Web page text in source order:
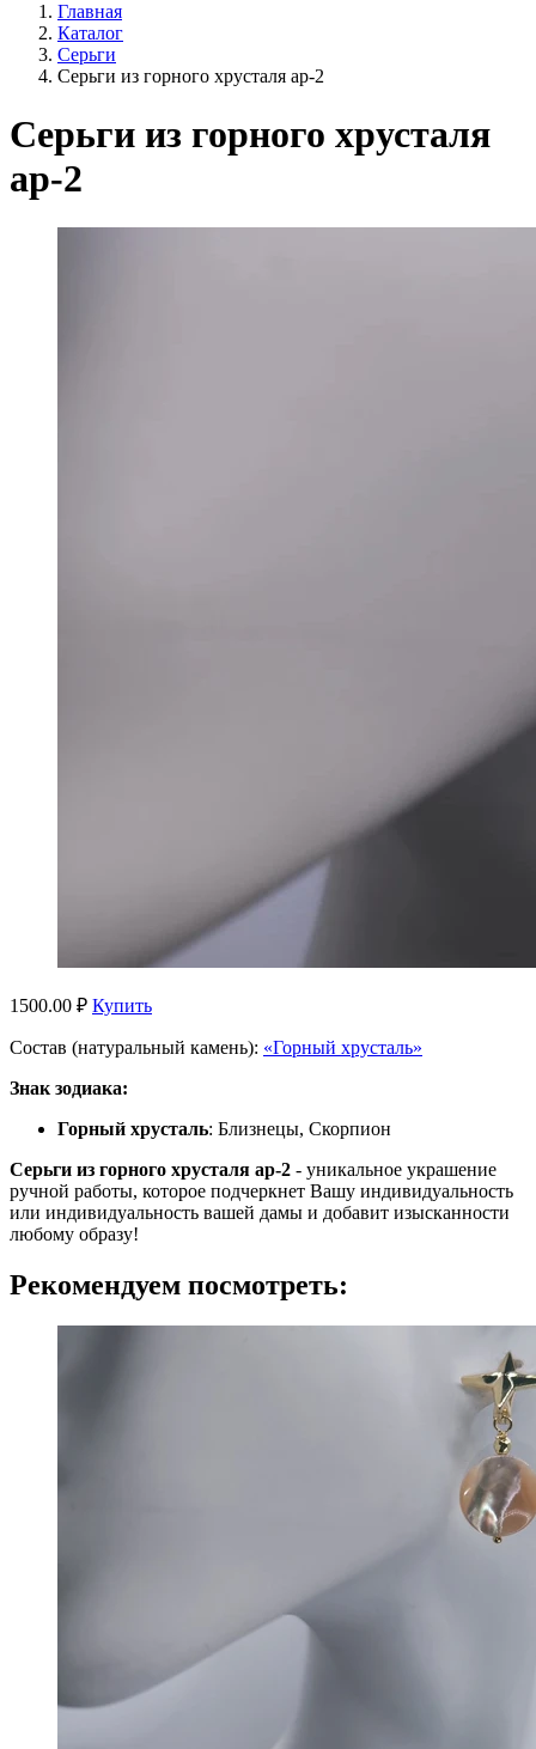
Главная
Каталог
Серьги
Серьги из горного хрусталя ар-2
Серьги из горного хрусталя
ар-2
1500.00 ₽ Купить
Состав (натуральный камень): «Горный хрусталь»
Знак зодиака:
Горный хрусталь: Близнецы, Скорпион
Серьги из горного хрусталя ар-2 - уникальное украшение
ручной работы, которое подчеркнет Вашу индивидуальность
или индивидуальность вашей дамы и добавит изысканности
любому образу!
Рекомендуем посмотреть: